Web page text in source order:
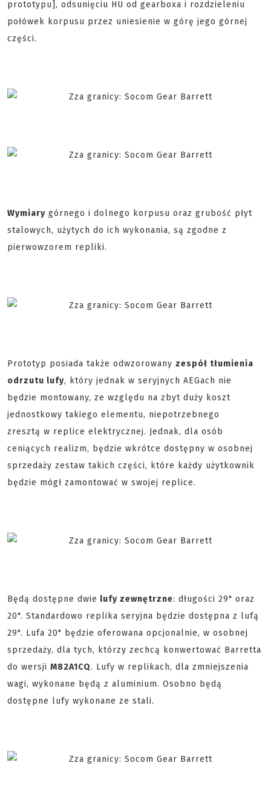
prototypu], odsunięciu HU od gearboxa i rozdzieleniu
połówek korpusu przez uniesienie w górę jego górnej
części.
Wymiary górnego i dolnego korpusu oraz grubość płyt
stalowych, użytych do ich wykonania, są zgodne z
pierwowzorem repliki.
Prototyp posiada także odwzorowany zespół tłumienia
odrzutu lufy, który jednak w seryjnych AEGach nie
będzie montowany, ze względu na zbyt duży koszt
jednostkowy takiego elementu, niepotrzebnego
zresztą w replice elektrycznej. Jednak, dla osób
ceniących realizm, będzie wkrótce dostępny w osobnej
sprzedaży zestaw takich części, które każdy użytkownik
będzie mógł zamontować w swojej replice.
Będą dostępne dwie lufy zewnętrzne: długości 29" oraz
20". Standardowo replika seryjna będzie dostępna z lufą
29". Lufa 20" będzie oferowana opcjonalnie, w osobnej
sprzedaży, dla tych, którzy zechcą konwertować Barretta
do wersji M82A1CQ. Lufy w replikach, dla zmniejszenia
wagi, wykonane będą z aluminium. Osobno będą
dostępne lufy wykonane ze stali.